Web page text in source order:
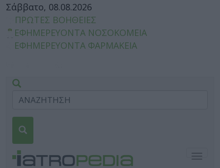
Σάββατο, 08.08.2026
ΠΡΩΤΕΣ ΒΟΗΘΕΙΕΣ
ΕΦΗΜΕΡΕΥΟΝΤΑ ΝΟΣΟΚΟΜΕΙΑ
ΕΦΗΜΕΡΕΥΟΝΤΑ ΦΑΡΜΑΚΕΙΑ